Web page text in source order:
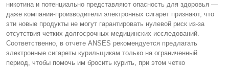
никотина и потенциально представляют опасность для здоровья —
даже компании-производители электронных сигарет признают, что
эти новые продукты не могут гарантировать нулевой риск из-за
отсутствия четких долгосрочных медицинских исследований.
Соответственно, в отчете ANSES рекомендуется предлагать
электронные сигареты курильщикам только на ограниченный
период, чтобы помочь им бросить курить, при этом четко